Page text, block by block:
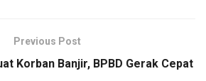
Previous Post
Korban Banjir, BPBD Gerak Cepat